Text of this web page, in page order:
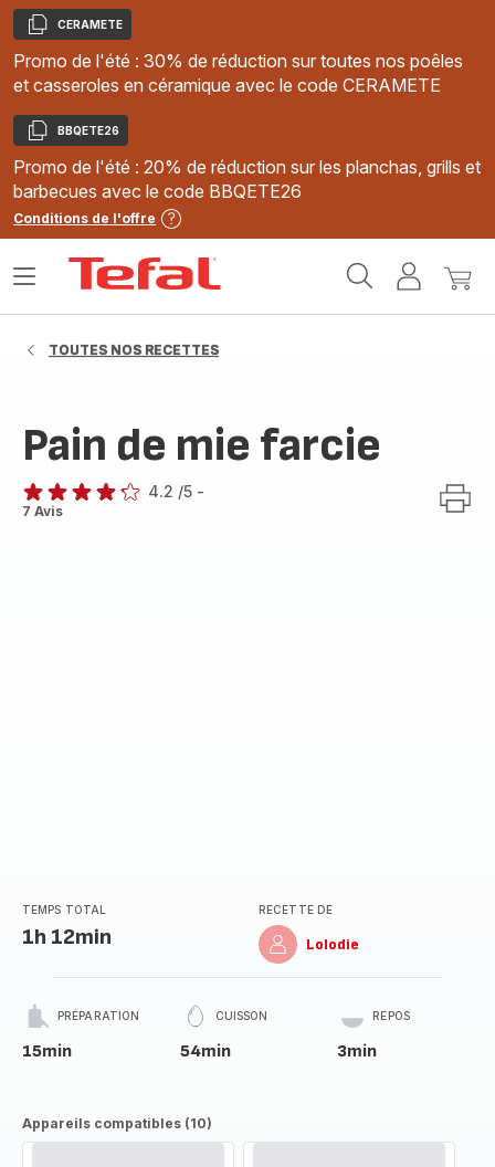
Copier
CERAMETE
Promo de l'été : 30% de réduction sur toutes nos poêles
et casseroles en céramique avec le code CERAMETE
Copier
BBQETE26
Promo de l'été : 20% de réduction sur les planchas, grills et
barbecues avec le code BBQETE26
Conditions de l'offre
MonMon
Ouvrir
TOUTES NOS RECETTES
Pain de mie farcie
ratings.4.2
4.2 /5 -
7 Avis
TEMPS TOTAL
1h 12min
RECETTE DE
Lolodie
PRÉPARATION
15min
CUISSON
54min
REPOS
3min
Appareils compatibles (10)